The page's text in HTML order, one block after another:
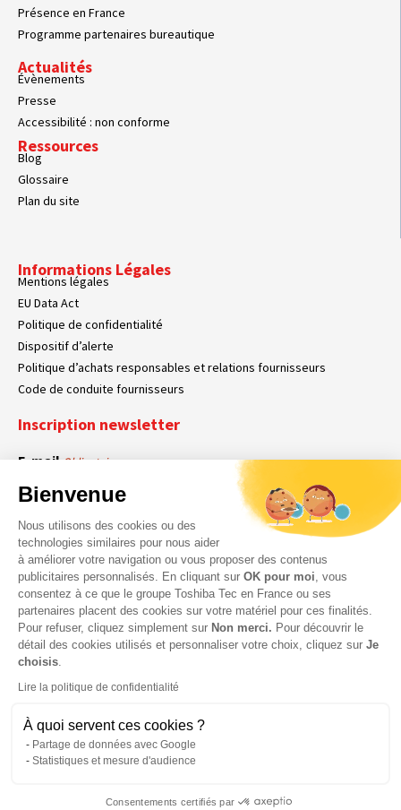
Présence en France
Programme partenaires bureautique
Actualités
Évènements
Presse
Accessibilité : non conforme
Ressources
Blog
Glossaire
Plan du site
Informations Légales
Mentions légales
EU Data Act
Politique de confidentialité
Dispositif d’alerte
Politique d’achats responsables et relations fournisseurs
Code de conduite fournisseurs
Inscription newsletter
E-mailObligatoire
RGPD
Obligatoire
En cochant cette case, vous acceptez que Toshiba Tec France collecte vos
données personnelles. Pour plus d’informations sur notre politique en matière
de données personnelles,cliquez ici.Obligatoire
© 2026 Toshiba Tec France Imaging Systems – Tous droits
Bienvenue
Nous utilisons des cookies ou des
technologies similaires pour nous aider
à améliorer votre navigation ou vous proposer des contenus
publicitaires personnalisés. En cliquant sur OK pour moi , vous
consentez à ce que le groupe Toshiba Tec en France ou ses
partenaires placent des cookies sur votre matériel pour ces finalités.
Pour refuser, cliquez simplement sur Non merci. Pour découvrir le
détail des cookies utilisés et personnaliser votre choix, cliquez sur Je
choisis
Lire la politique de confidentialité
À quoi servent ces cookies ?
Partage de données avec Google
Statistiques et mesure d'audience
Consentements certifiés par